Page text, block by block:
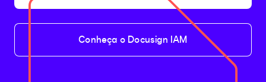
Conheça o Docusign IAM